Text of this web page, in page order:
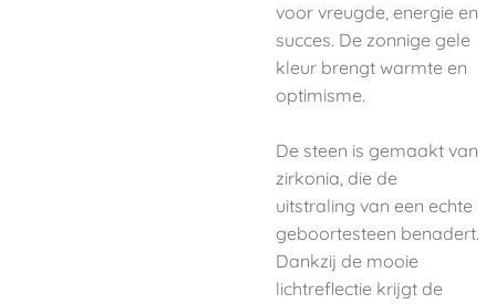
voor vreugde, energie en
succes. De zonnige gele
kleur brengt warmte en
optimisme.
De steen is gemaakt van
zirkonia, die de
uitstraling van een echte
geboortesteen benadert.
Dankzij de mooie
lichtreflectie krijgt de